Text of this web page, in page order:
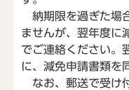
納期限を過ぎた場
ませんが、翌年度に
でご連絡ください。
に、減免申請書類を
なお、郵送で受け